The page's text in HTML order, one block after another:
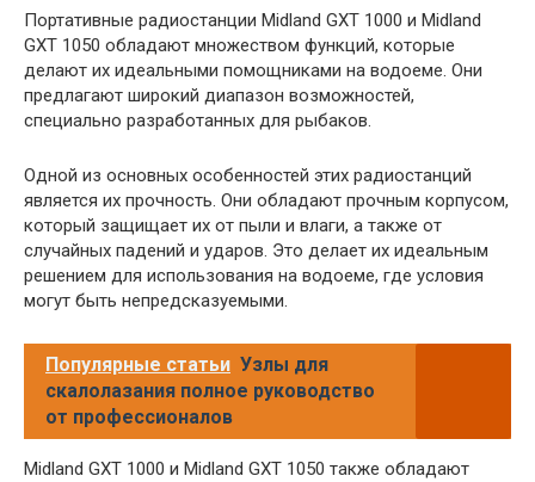
Портативные радиостанции Midland GXT 1000 и Midland
GXT 1050 обладают множеством функций, которые
делают их идеальными помощниками на водоеме. Они
предлагают широкий диапазон возможностей,
специально разработанных для рыбаков.
Одной из основных особенностей этих радиостанций
является их прочность. Они обладают прочным корпусом,
который защищает их от пыли и влаги, а также от
случайных падений и ударов. Это делает их идеальным
решением для использования на водоеме, где условия
могут быть непредсказуемыми.
Популярные статьи Узлы для
скалолазания полное руководство
от профессионалов
Midland GXT 1000 и Midland GXT 1050 также обладают